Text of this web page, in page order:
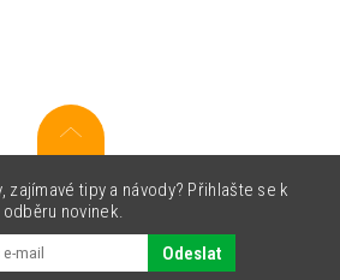
zajímavé tipy a návody? Přihlašte se k
odběru novinek.
Odeslat